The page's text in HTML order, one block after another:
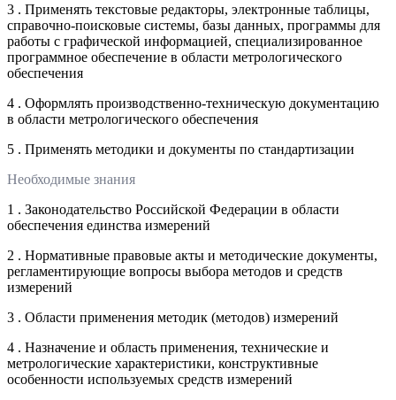
3 . Применять текстовые редакторы, электронные таблицы,
справочно-поисковые системы, базы данных, программы для
работы с графической информацией, специализированное
программное обеспечение в области метрологического
обеспечения
4 . Оформлять производственно-техническую документацию
в области метрологического обеспечения
5 . Применять методики и документы по стандартизации
Необходимые знания
1 . Законодательство Российской Федерации в области
обеспечения единства измерений
2 . Нормативные правовые акты и методические документы,
регламентирующие вопросы выбора методов и средств
измерений
3 . Области применения методик (методов) измерений
4 . Назначение и область применения, технические и
метрологические характеристики, конструктивные
особенности используемых средств измерений